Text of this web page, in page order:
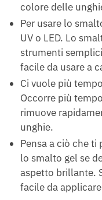
colore delle
Per usare lo
UV o LED. Lo
strumenti
facile da usare a
Ci vuole più
Occorre più
rimuove
unghie.
Pensa a ciò che ti
lo smalto gel se
aspetto brillante.
facile da